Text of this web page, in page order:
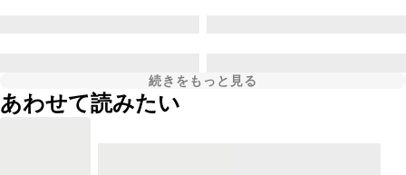
続きをもっと見る
あわせて読みたい